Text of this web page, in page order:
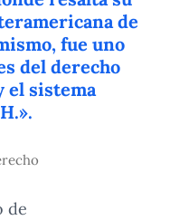
de
fue uno
del derecho
el sistema
de